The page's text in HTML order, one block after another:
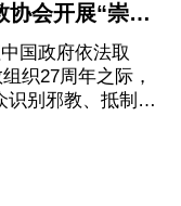
垫江县反邪教协会开展“崇尚科学，反对邪教”主题宣传活动
国政府依法取
织27周年之际，
识别邪教、抵制邪